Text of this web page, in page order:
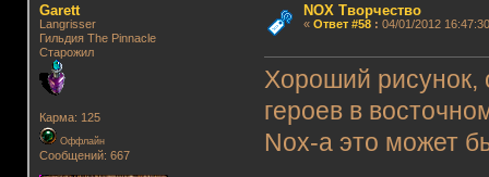
Garett
Langrisser
Гильдия The Pinnacle
Старожил
Карма: 125
Оффлайн
Сообщений: 667
NOX Творчество
« Ответ #58: 04/01/2012
Хороший рисунок,
героев в
Nox-а это может